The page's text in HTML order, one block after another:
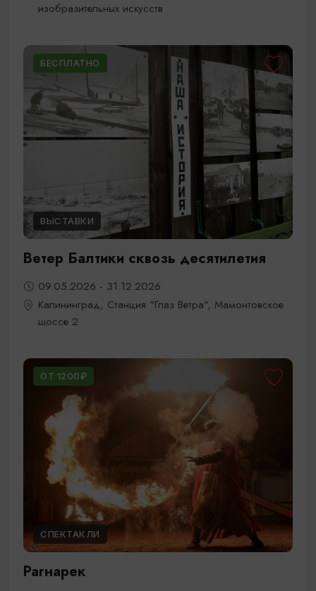
изобразительных искусств
БЕСПЛАТНО
ВЫСТАВКИ
Ветер Балтики сквозь десятилетия
09.05.2026 - 31.12.2026
Калининград, Станция "Глаз Ветра", Мамонтовское
шоссе 2
ОТ 1200₽
СПЕКТАКЛИ
Рагнарек